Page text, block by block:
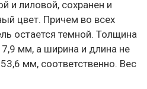
и лиловой, сохранен и
цвет. Причем во всех
остается темной. Толщина
мм, а ширина и длина не
мм, соответственно. Вес